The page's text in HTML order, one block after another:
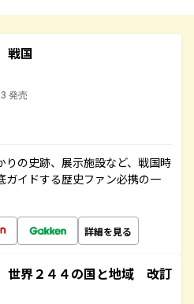
戦国
発売
りの史跡、展示施設など、戦国時
ガイドする歴史ファン必携の一
詳細を見る
界２４４の国と地域 改訂